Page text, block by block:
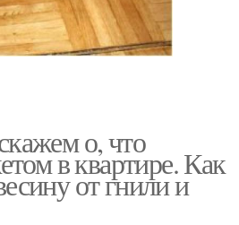
о, что
в квартире. Как
от гнили и